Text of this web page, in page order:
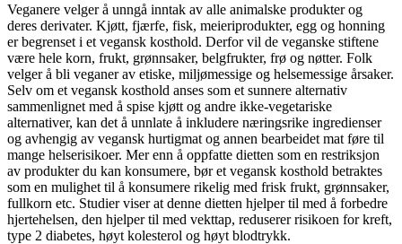
Veganere velger å unngå inntak av alle animalske produkter og
deres derivater. Kjøtt, fjærfe, fisk, meieriprodukter, egg og honning
er begrenset i et vegansk kosthold. Derfor vil de veganske stiftene
være hele korn, frukt, grønnsaker, belgfrukter, frø og nøtter. Folk
velger å bli veganer av etiske, miljømessige og helsemessige årsaker.
Selv om et vegansk kosthold anses som et sunnere alternativ
sammenlignet med å spise kjøtt og andre ikke-vegetariske
alternativer, kan det å unnlate å inkludere næringsrike ingredienser
og avhengig av vegansk hurtigmat og annen bearbeidet mat føre til
mange helserisikoer. Mer enn å oppfatte dietten som en restriksjon
av produkter du kan konsumere, bør et vegansk kosthold betraktes
som en mulighet til å konsumere rikelig med frisk frukt, grønnsaker,
fullkorn etc. Studier viser at denne dietten hjelper til med å forbedre
hjertehelsen, den hjelper til med vekttap, reduserer risikoen for kreft,
type 2 diabetes, høyt kolesterol og høyt blodtrykk.